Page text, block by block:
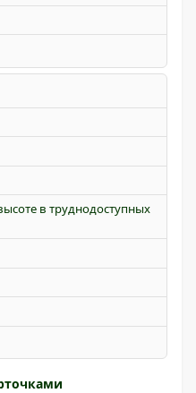
в труднодоступных